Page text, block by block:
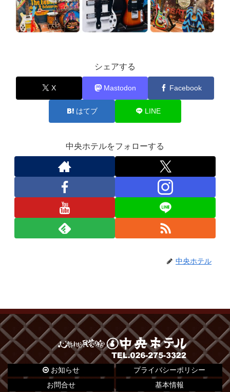
シェアする
X Mastodon Facebook
はてブ LINE
中央ホテルをフォローする
中央ホテル
お知らせ
プライバシーポリシー
お問合せ
基本情報